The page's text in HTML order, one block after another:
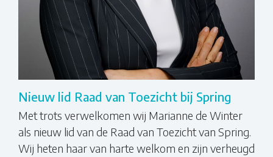
Nieuw lid Raad van Toezicht bij Spring
Met trots verwelkomen wij Marianne de Winter
als nieuw lid van de Raad van Toezicht van Spring.
Wij heten haar van harte welkom en zijn verheugd